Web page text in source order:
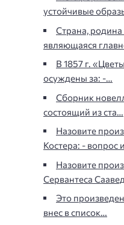
устойчивые
Страна,
являющаяся
В 1857 г.
осуждены за: -…
Сборник
состоящий из ста…
Назовите
Костера: - вопрос
Назовите
Сервантеса
Это
внес в список…